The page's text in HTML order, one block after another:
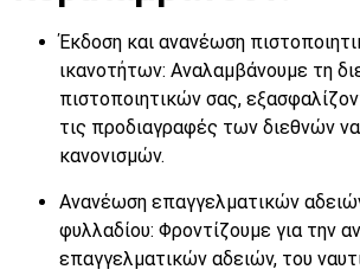
Έκδοση και ανανέωση
ικανοτήτων: Αναλαμβάνουμε τη
πιστοποιητικών σας,
τις προδιαγραφές των διεθνών
κανονισμών.
Ανανέωση επαγγελματικών
φυλλαδίου: Φροντίζουμε για την
επαγγελματικών αδειών, του